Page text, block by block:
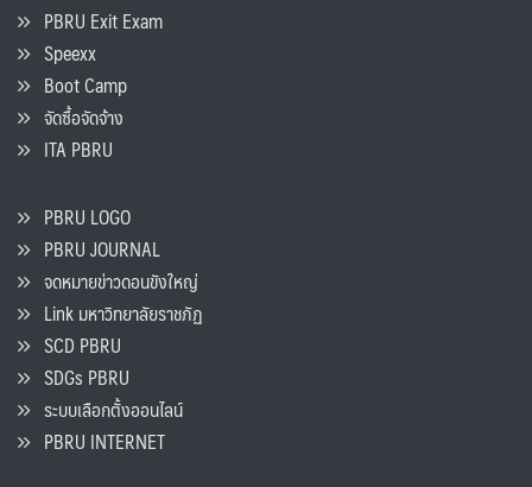
PBRU Exit Exam
Speexx
Boot Camp
จัดซื้อจัดจ้าง
ITA PBRU
PBRU LOGO
PBRU JOURNAL
จดหมายข่าวดอนขังใหญ่
Link มหาวิทยาลัยราชภัฏ
SCD PBRU
SDGs PBRU
ระบบเลือกตั้งออนไลน์
PBRU INTERNET